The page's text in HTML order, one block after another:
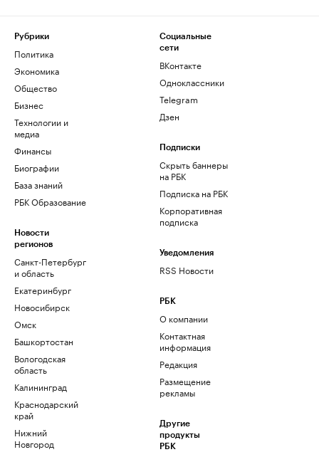
Рубрики
Политика
Экономика
Общество
Бизнес
Технологии и
медиа
Финансы
Биографии
База знаний
РБК Образование
Новости
регионов
Санкт-Петербург
и область
Екатеринбург
Новосибирск
Омск
Башкортостан
Вологодская
область
Калининград
Краснодарский
край
Нижний
Новгород
Социальные
сети
ВКонтакте
Одноклассники
Telegram
Дзен
Подписки
Скрыть баннеры
на РБК
Подписка на РБК
Корпоративная
подписка
Уведомления
RSS Новости
РБК
О компании
Контактная
информация
Редакция
Размещение
рекламы
Другие
продукты
РБК